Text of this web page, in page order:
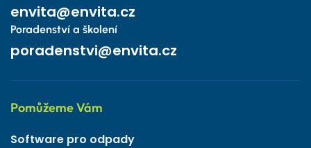
envita@envita.cz
Poradenství a školení
poradenstvi@envita.cz
Pomůžeme Vám
Software pro odpady